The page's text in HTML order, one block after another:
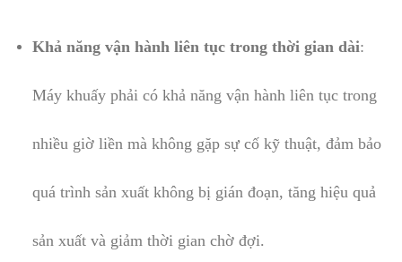
Khả năng vận hành liên tục trong thời gian dài:
Máy khuấy phải có khả năng vận hành liên tục trong
nhiều giờ liền mà không gặp sự cố kỹ thuật, đảm bảo
quá trình sản xuất không bị gián đoạn, tăng hiệu quả
sản xuất và giảm thời gian chờ đợi.